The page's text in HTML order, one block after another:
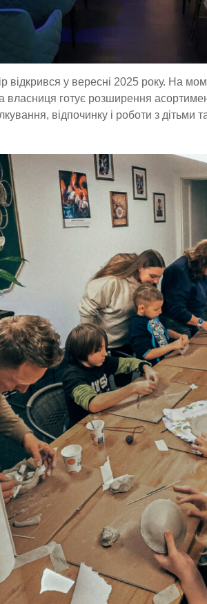
у вересні 2025 року. На
власниця готує розширення
відпочинку і роботи з дітьми